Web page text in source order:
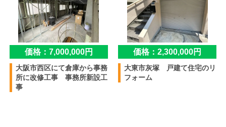
価格：7,000,000円
大阪市西区にて倉庫から事務
所に改修工事 事務所新設工
事
価格：2,300,000円
大東市灰塚 戸建て住宅のリ
フォーム